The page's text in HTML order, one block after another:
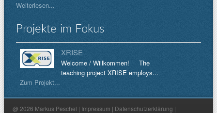
Weiterlesen...
Projekte im Fokus
XRISE
Welcome / Willkommen! The
teaching project XRISE employs...
Zum Projekt...
@ 2026 Markus Peschel | Impressum | Datenschutzerklärung |